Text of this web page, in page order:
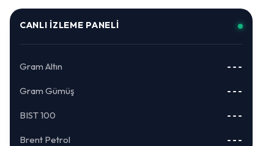
CANLI İZLEME PANELI
Gram Altın ---
Gram Gümüş ---
BIST 100 ---
Brent Petrol ---